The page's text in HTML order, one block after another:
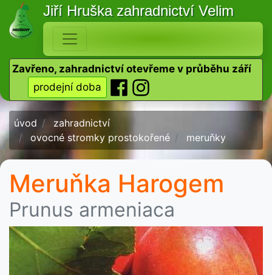
Jiří Hruška zahradnictví Velim
Zavřeno, zahradnictví otevřeme v průběhu září
prodejní doba
úvod
zahradnictví
ovocné stromky prostokořené
meruňky
Meruňka Harogem
Prunus armeniaca